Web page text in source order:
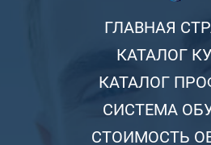
ГЛАВНАЯ
КАТАЛОГ
КАТАЛОГ
СИСТЕМА
СТОИМОСТЬ